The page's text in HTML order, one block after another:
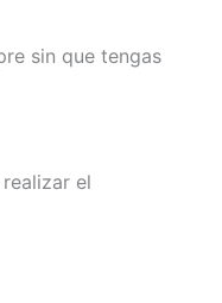
sin que tengas
el